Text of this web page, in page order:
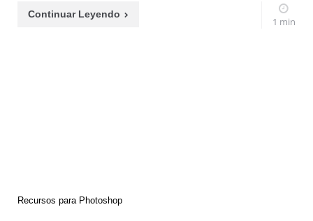
Continuar Leyendo
1 min
Recursos para Photoshop